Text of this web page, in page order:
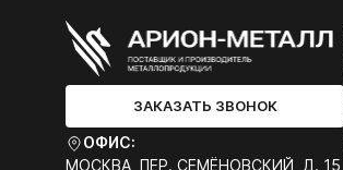
ЗАКАЗАТЬ ЗВОНОК
ОФИС:
МОСКВА, ПЕР. СЕМЁНОВСКИЙ, Д. 15